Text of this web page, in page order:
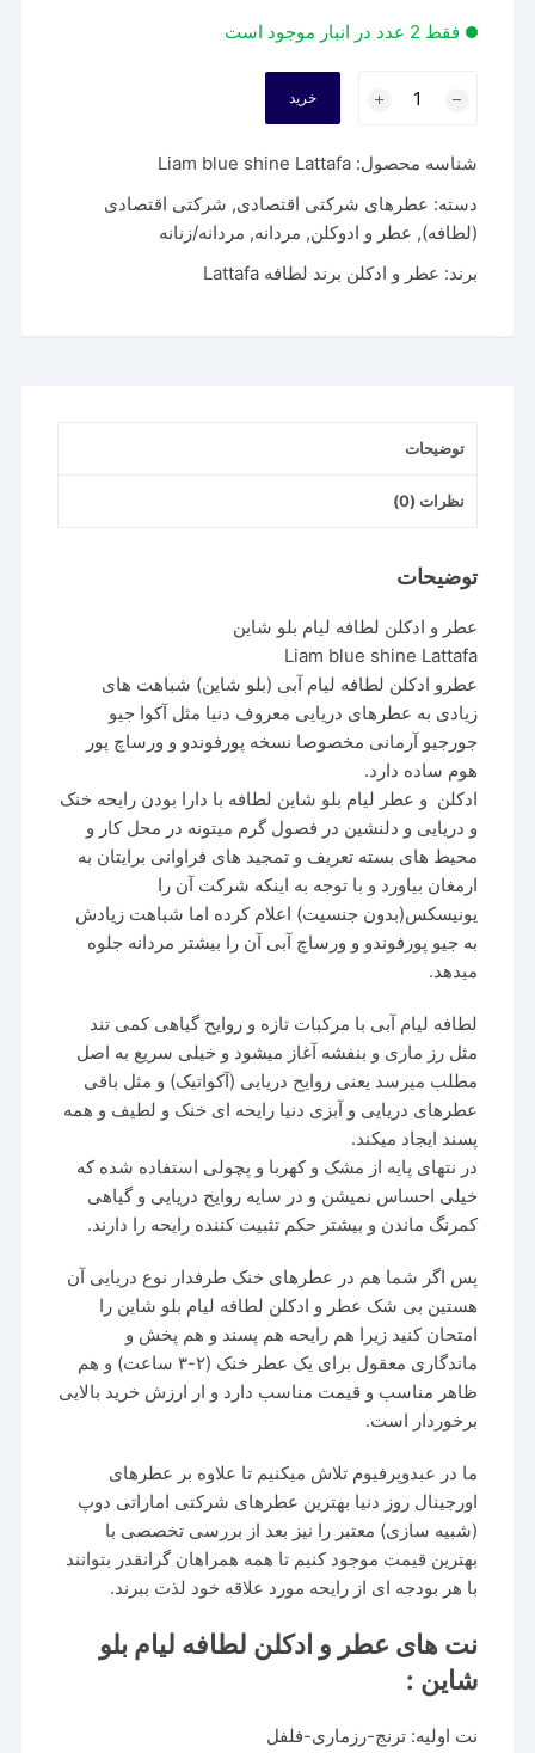
فقط 2 عدد در انبار موجود است
لطافه
لیام
بلو
|
خرید
شناسه محصول:Liam blue shine Lattafa
دسته: عطرهای شرکتی اقتصادی, شرکتی اقتصادی
(لطافه), عطر و ادوکلن, مردانه, مردانه/زنانه
برند: عطر و ادکلن برند لطافه Lattafa
توضیحات
نظرات (0)
توضیحات
عطر و ادکلن لطافه لیام بلو شاین
Liam blue shine Lattafa
عطرو ادکلن لطافه لیام آبی (بلو شاین) شباهت های
زیادی به عطرهای دریایی معروف دنیا مثل آکوا جیو
جورجیو آرمانی مخصوصا نسخه پورفوندو و ورساچ پور
هوم ساده دارد.
ادکلن و عطر لیام بلو شاین لطافه با دارا بودن رایحه خنک
و دریایی و دلنشین در فصول گرم میتونه در محل کار و
محیط های بسته تعریف و تمجید های فراوانی برایتان به
ارمغان بیاورد و با توجه به اینکه شرکت آن را
یونیسکس(بدون جنسیت) اعلام کرده اما شباهت زیادش
به جیو پورفوندو و ورساچ آبی آن را بیشتر مردانه جلوه
میدهد.
لطافه لیام آبی با مرکبات تازه و روایح گیاهی کمی تند
مثل رز ماری و بنفشه آغاز میشود و خیلی سریع به اصل
مطلب میرسد یعنی روایح دریایی (آکواتیک) و مثل باقی
عطرهای دریایی و آبزی دنیا رایحه ای خنک و لطیف و همه
پسند ایجاد میکند.
در نتهای پایه از مشک و کهربا و پچولی استفاده شده که
خیلی احساس نمیشن و در سایه روایح دریایی و گیاهی
کمرنگ ماندن و بیشتر حکم تثبیت کننده رایحه را دارند.
پس اگر شما هم در عطرهای خنک طرفدار نوع دریایی آن
هستین بی شک عطر و ادکلن لطافه لیام بلو شاین را
امتحان کنید زیرا هم رایحه هم پسند و هم پخش و
ماندگاری معقول برای یک عطر خنک (۲-۳ ساعت) و هم
ظاهر مناسب و قیمت مناسب دارد و ار ارزش خرید بالایی
برخوردار است.
ما در عبدوپرفیوم تلاش میکنیم تا علاوه بر عطرهای
اورجینال روز دنیا بهترین عطرهای شرکتی اماراتی دوپ
(شبیه سازی) معتبر را نیز بعد از بررسی تخصصی با
بهترین قیمت موجود کنیم تا همه همراهان گرانقدر بتوانند
با هر بودجه ای از رایحه مورد علاقه خود لذت ببرند.
نت های عطر و ادکلن لطافه لیام بلو
شاین :
نت اولیه: ترنج-رزماری-فلفل